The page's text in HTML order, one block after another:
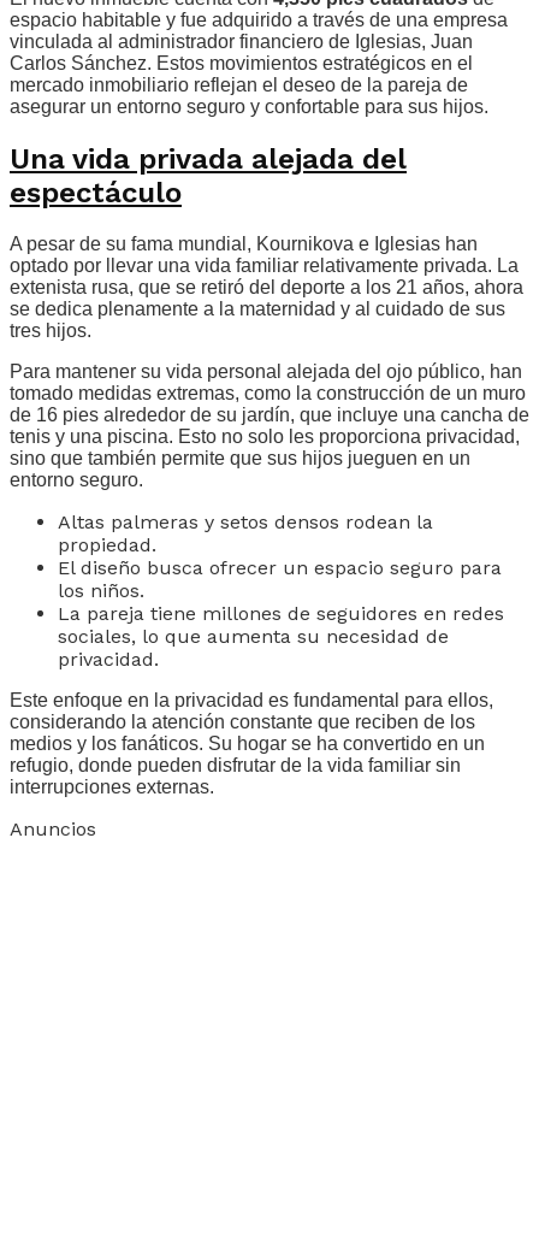
espacio habitable y fue adquirido a través de una empresa
vinculada al administrador financiero de Iglesias, Juan
Carlos Sánchez. Estos movimientos estratégicos en el
mercado inmobiliario reflejan el deseo de la pareja de
asegurar un entorno seguro y confortable para sus hijos.
Una vida privada alejada del
espectáculo
A pesar de su fama mundial, Kournikova e Iglesias han
optado por llevar una vida familiar relativamente privada. La
extenista rusa, que se retiró del deporte a los 21 años, ahora
se dedica plenamente a la maternidad y al cuidado de sus
tres hijos.
Para mantener su vida personal alejada del ojo público, han
tomado medidas extremas, como la construcción de un muro
de 16 pies alrededor de su jardín, que incluye una cancha de
tenis y una piscina. Esto no solo les proporciona privacidad,
sino que también permite que sus hijos jueguen en un
entorno seguro.
Altas palmeras y setos densos rodean la
propiedad.
El diseño busca ofrecer un espacio seguro para
los niños.
La pareja tiene millones de seguidores en redes
sociales, lo que aumenta su necesidad de
privacidad.
Este enfoque en la privacidad es fundamental para ellos,
considerando la atención constante que reciben de los
medios y los fanáticos. Su hogar se ha convertido en un
refugio, donde pueden disfrutar de la vida familiar sin
interrupciones externas.
Anuncios